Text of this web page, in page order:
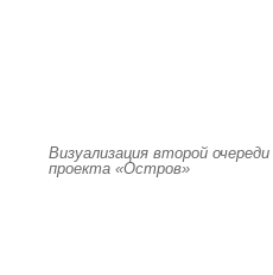
Визуализация второй
проекта «Остров»